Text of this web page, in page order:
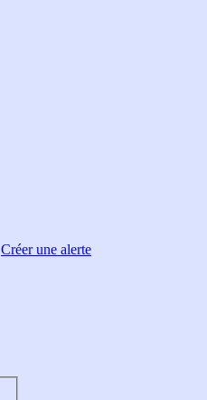
Créer une alerte